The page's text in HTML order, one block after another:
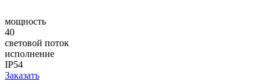
мощность
40
световой поток
исполнение
IP54
Заказать